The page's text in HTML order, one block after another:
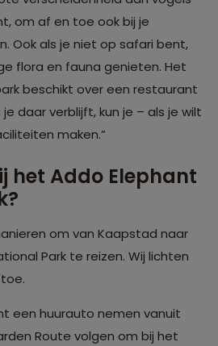
om af en toe ook bij je
Ook als je niet op safari bent,
flora en fauna genieten. Het
beschikt over een restaurant
daar verblijft, kun je – als je wilt
maken.”
het Addo Elephant
om van Kaapstad naar
Park te reizen. Wij lichten
een huurauto nemen vanuit
Route volgen om bij het